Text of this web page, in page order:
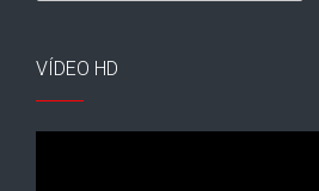
VÍDEO HD